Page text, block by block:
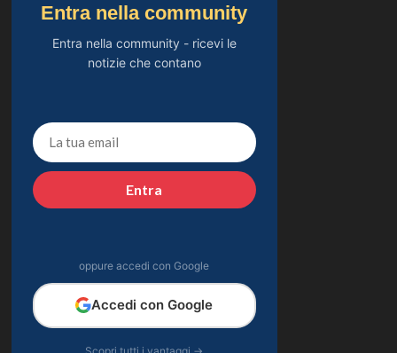
Entra nella community
Entra nella community - ricevi le
notizie che contano
Entra
oppure accedi con Google
Accedi con Google